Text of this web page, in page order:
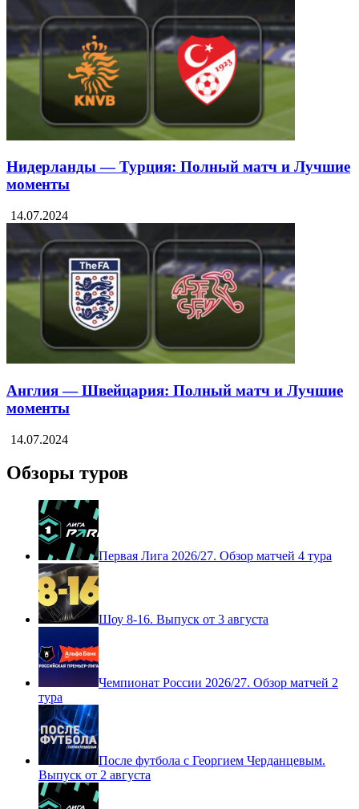
Нидерланды — Турция: Полный матч и Лучшие
моменты
14.07.2024
Англия — Швейцария: Полный матч и Лучшие
моменты
14.07.2024
Обзоры туров
Первая Лига 2026/27. Обзор матчей 4 тура
Шоу 8-16. Выпуск от 3 августа
Чемпионат России 2026/27. Обзор матчей 2
тура
После футбола с Георгием Черданцевым.
Выпуск от 2 августа